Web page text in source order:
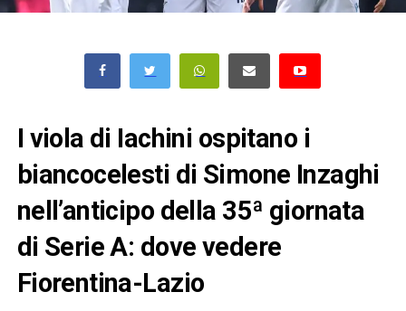
I viola di Iachini ospitano i
biancocelesti di Simone Inzaghi
nell’anticipo della 35ª giornata
di Serie A: dove vedere
Fiorentina-Lazio